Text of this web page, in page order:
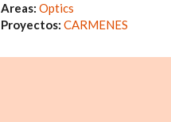
Areas: Optics
Proyectos: CARMENES